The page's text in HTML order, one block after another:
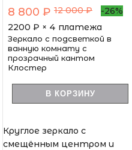
8 800 ₽ 12 000 ₽
-26%
2200 ₽ × 4 платежа
Зеркало с подсветкой в
ванную комнату с
прозрачный кантом
Клостер
В КОРЗИНУ
Круглое зеркало с
смещённым центром и